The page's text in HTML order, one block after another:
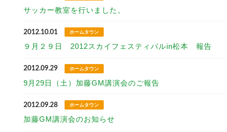
サッカー教室を行いました。
2012.10.01 ホームタウン
９月２９日 2012スカイフェスティバルin松本 報告
2012.09.29 ホームタウン
9月29日（土）加藤GM講演会のご報告
2012.09.28 ホームタウン
加藤GM講演会のお知らせ